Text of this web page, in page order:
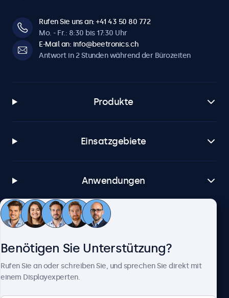
Rufen Sie uns an: +41 43 50 80 772
Mo. - Fr.: 8:30 bis 17:30 Uhr
E-Mail an: info@beetronics.ch
Antwort in 2 Stunden während der Bürozeiten
Produkte
Einsatzgebiete
Anwendungen
Kundenservice
Benötigen Sie Unterstützung?
Rufen Sie an oder schreiben Sie, und sprechen Sie direkt mit
einem Displayexperten.